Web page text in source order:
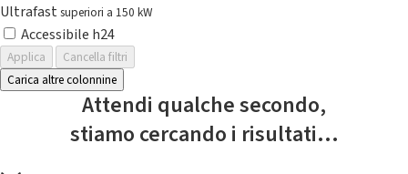
Ultrafast superiori a 150 kW
Accessibile h24
Applica
Cancella filtri
Carica altre colonnine
Attendi qualche secondo,
stiamo cercando i risultati...